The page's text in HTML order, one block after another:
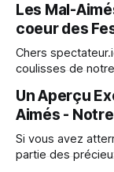
coulisses
extraordinaire qui
organisée par l&
Les Mal-
coeur des
Chers spectateur.ices
coulisses de
Accrochez-vous,
passionnant à
Un Aperçu
Aimés -
Si vous avez
partie des